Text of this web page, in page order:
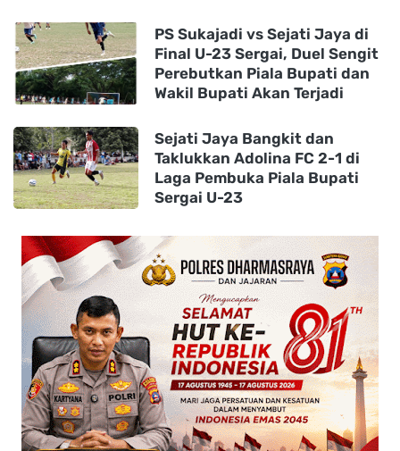
PS Sukajadi vs Sejati Jaya di
Final U-23 Sergai, Duel Sengit
Perebutkan Piala Bupati dan
Wakil Bupati Akan Terjadi
Sejati Jaya Bangkit dan
Taklukkan Adolina FC 2-1 di
Laga Pembuka Piala Bupati
Sergai U-23